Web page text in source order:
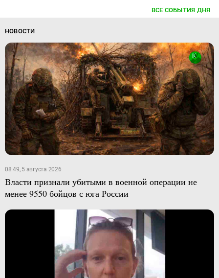
ВСЕ СОБЫТИЯ ДНЯ
НОВОСТИ
08:49, 5 августа 2026
Власти признали убитыми в военной операции не
менее 9550 бойцов с юга России